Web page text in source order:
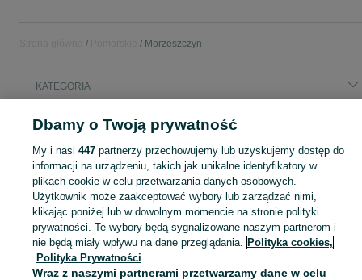
Morzeszczyn
KATEGORIA
Popularne wyszukiwania
koszenie usługi koszenie zboża usługi
lodówka turystyczna
kierowca
Skorzystaj z największego serwisu ogłoszeniowego - Morzeszczyn i okolice! Kupuj to, czego pragniesz i sprzedawaj to, czego już nie potrzebujesz! Zobacz
Mapa kategorii
Mapa miejscowości
Dbamy o Twoją prywatność
My i nasi 447partnerzy przechowujemy lub uzyskujemy dostęp do
informacji na urządzeniu, takich jak unikalne identyfikatory w
plikach cookie w celu przetwarzania danych osobowych.
Użytkownik może zaakceptować wybory lub zarządzać nimi,
klikając poniżej lub w dowolnym momencie na stronie polityki
prywatności. Te wybory będą sygnalizowane naszym partnerom i
nie będą miały wpływu na dane przeglądania. Polityka cookies,
Polityka Prywatności
Wraz z naszymi partnerami przetwarzamy dane w celu